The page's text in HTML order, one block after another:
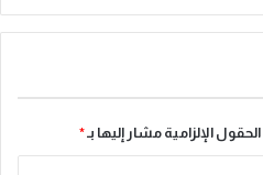
الحقول الإلزامية مشار إليها بـ*